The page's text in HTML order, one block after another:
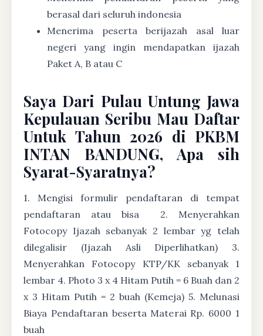
berasal dari seluruh indonesia
Menerima peserta berijazah asal luar
negeri yang ingin mendapatkan ijazah
Paket A, B atau C
Saya Dari Pulau Untung Jawa
Kepulauan Seribu Mau Daftar
Untuk Tahun 2026 di PKBM
INTAN BANDUNG, Apa sih
Syarat-Syaratnya?
1. Mengisi formulir pendaftaran di tempat
pendaftaran atau bisa
2. Menyerahkan
Fotocopy Ijazah sebanyak 2 lembar yg telah
dilegalisir (Ijazah Asli Diperlihatkan) 3.
Menyerahkan Fotocopy KTP/KK sebanyak 1
lembar 4. Photo 3 x 4 Hitam Putih = 6 Buah dan 2
x 3 Hitam Putih = 2 buah (Kemeja) 5. Melunasi
Biaya Pendaftaran beserta Materai Rp. 6000 1
buah